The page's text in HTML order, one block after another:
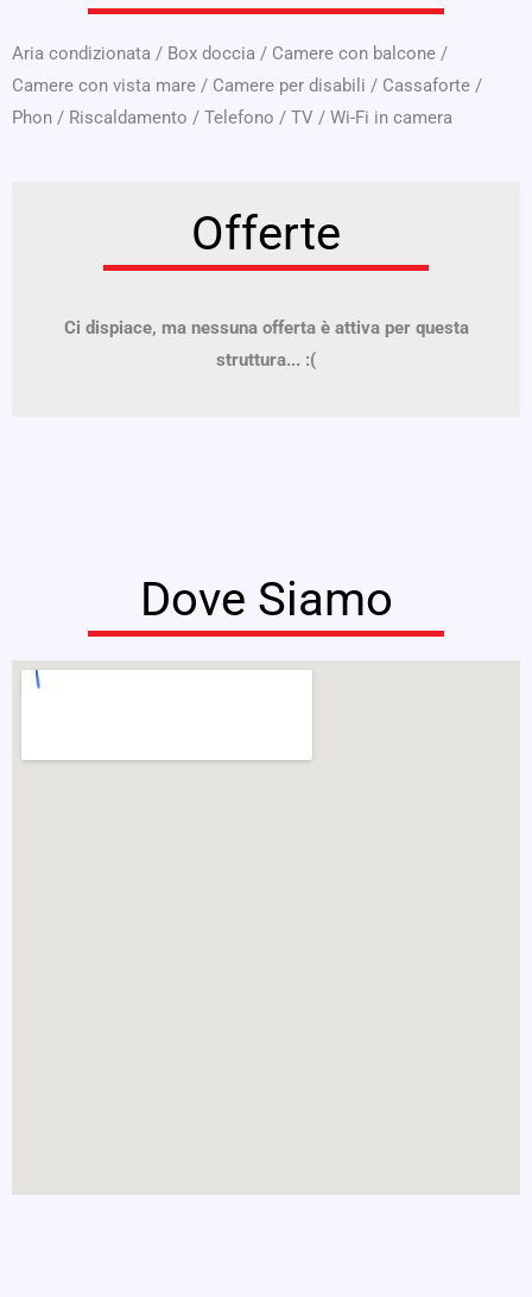
Aria condizionata / Box doccia / Camere con balcone /
Camere con vista mare / Camere per disabili / Cassaforte /
Phon / Riscaldamento / Telefono / TV / Wi-Fi in camera
Offerte
Ci dispiace, ma nessuna offerta è attiva per questa
struttura... :(
Dove Siamo